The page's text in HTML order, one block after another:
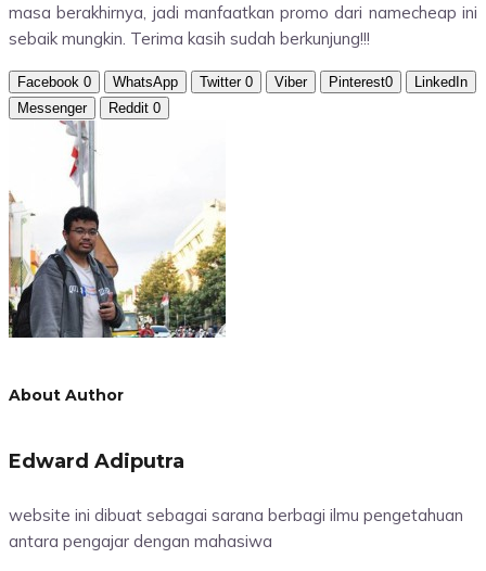
masa berakhirnya, jadi manfaatkan promo dari namecheap ini
sebaik mungkin. Terima kasih sudah berkunjung!!!
Facebook 0 WhatsApp Twitter 0 Viber Pinterest0
LinkedIn
Messenger
Reddit 0
About Author
Edward Adiputra
website ini dibuat sebagai sarana berbagi ilmu pengetahuan
antara pengajar dengan mahasiwa